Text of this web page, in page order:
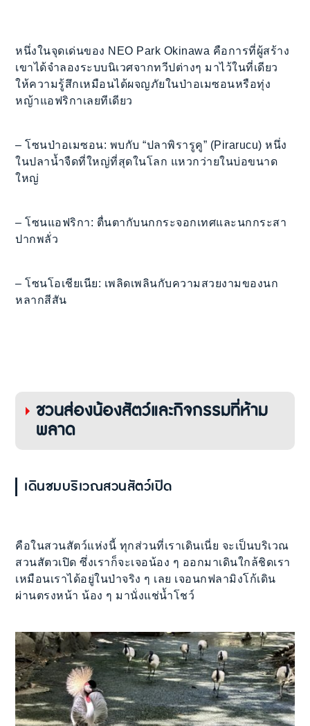
หนึ่งในจุดเด่นของ NEO Park Okinawa คือการที่ผู้สร้าง
เขาได้จำลองระบบนิเวศจากทวีปต่างๆ มาไว้ในที่เดียว
ให้ความรู้สึกเหมือนได้ผจญภัยในป่าอเมซอนหรือทุ่ง
หญ้าแอฟริกาเลยทีเดียว
– โซนป่าอเมซอน: พบกับ “ปลาพิรารูคู” (Pirarucu) หนึ่ง
ในปลาน้ำจืดที่ใหญ่ที่สุดในโลก แหวกว่ายในบ่อขนาด
ใหญ่
– โซนแอฟริกา: ตื่นตากับนกกระจอกเทศและนกกระสา
ปากพลั่ว
– โซนโอเชียเนีย: เพลิดเพลินกับความสวยงามของนก
หลากสีสัน
ชวนส่องน้องสัตว์และกิจกรรมที่ห้าม
พลาด
เดินชมบริเวณสวนสัตว์เปิด
คือในสวนสัตว์แห่งนี้ ทุกส่วนที่เราเดินเนี่ย จะเป็นบริเวณ
สวนสัตวเปิด ซึ่งเราก็จะเจอน้อง ๆ ออกมาเดินใกล้ชิดเรา
เหมือนเราได้อยู่ในป่าจริง ๆ เลย เจอนกฟลามิงโก้เดิน
ผ่านตรงหน้า น้อง ๆ มานั่งแช่น้ำโชว์